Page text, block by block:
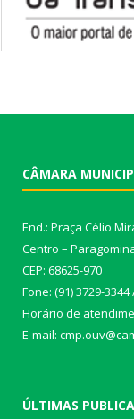
CÂMARA
End.: Praça Célio
Centro –
CEP: 68625-970
Fone: (91) 3729-3344
Horário de
E-mail:
ÚLTIMAS